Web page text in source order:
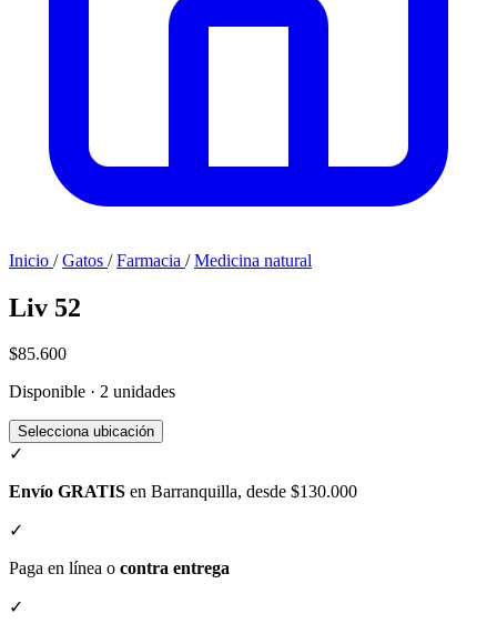
Inicio / Gatos / Farmacia / Medicina natural
Liv 52
$85.600
Disponible · 2 unidades
Selecciona ubicación
✓
Envío GRATIS en Barranquilla, desde $130.000
✓
Paga en línea o contra entrega
✓